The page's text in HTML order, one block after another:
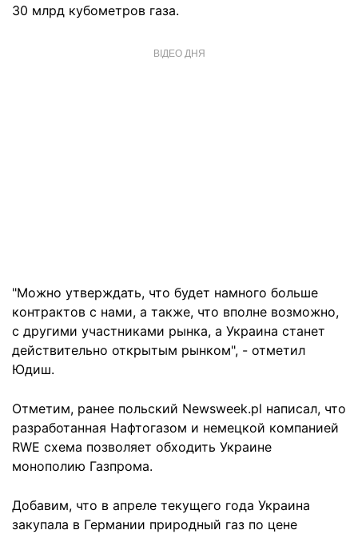
30 млрд кубометров газа.
ВІДЕО ДНЯ
"Можно утверждать, что будет намного больше
контрактов с нами, а также, что вполне возможно,
с другими участниками рынка, а Украина станет
действительно открытым рынком", - отметил
Юдиш.
Отметим, ранее польский Newsweek.pl написал, что
разработанная Нафтогазом и немецкой компанией
RWE схема позволяет обходить Украине
монополию Газпрома.
Добавим, что в апреле текущего года Украина
закупала в Германии природный газ по цене